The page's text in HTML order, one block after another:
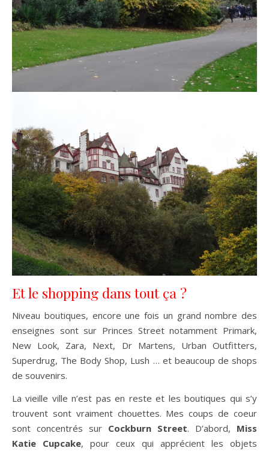
Et le shopping dans tout ça ?
Niveau boutiques, encore une fois un grand nombre des
enseignes sont sur Princes Street notamment Primark,
New Look, Zara, Next, Dr Martens, Urban Outfitters,
Superdrug, The Body Shop, Lush … et beaucoup de shops
de souvenirs.
La vieille ville n’est pas en reste et les boutiques qui s’y
trouvent sont vraiment chouettes. Mes coups de coeur
sont concentrés sur Cockburn Street. D’abord, Miss
Katie Cupcake, pour ceux qui apprécient les objets